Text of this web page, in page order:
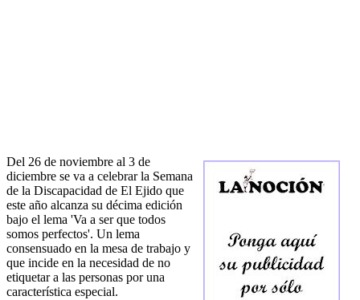
Del 26 de noviembre al 3 de
diciembre se va a celebrar la Semana
de la Discapacidad de El Ejido que
este año alcanza su décima edición
bajo el lema 'Va a ser que todos
somos perfectos'. Un lema
consensuado en la mesa de trabajo y
que incide en la necesidad de no
etiquetar a las personas por una
característica especial.